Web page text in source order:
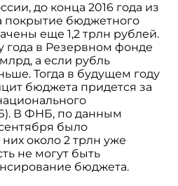
до конца 2016 года из
покрытие бюджетного
еще 1,2 трлн рублей.
года в Резервном фонде
а если рубль
Тогда в будущем году
бюджета придется за
В ФНБ, по данным
было
около 2 трлн уже
не могут быть
бюджета.